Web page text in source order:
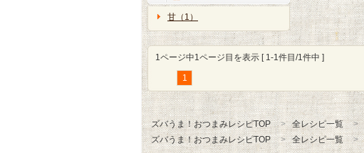
甘（1）
1ページ中1ページ目を表示 [ 1-1件目/1件中 ]
1
ズバうま！おつまみレシピTOP 全レシピ一覧
ズバうま！おつまみレシピTOP
全レシピ一覧